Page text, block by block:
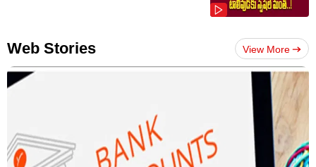
Web Stories View More